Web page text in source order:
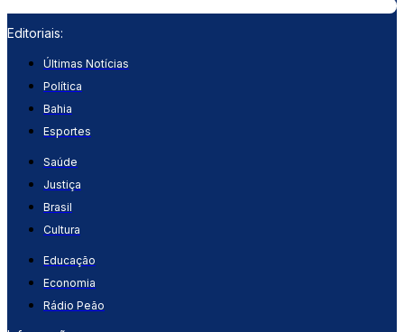
Editoriais:
Últimas Notícias
Política
Bahia
Esportes
Saúde
Justiça
Brasil
Cultura
Educação
Economia
Rádio Peão